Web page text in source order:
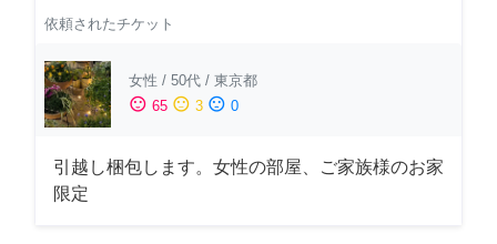
依頼されたチケット
女性 / 50代 / 東京都
sentiment_satisfied 65 sentiment_neutral 3 sentiment_dissatisfied 0
引越し梱包します。女性の部屋、ご家族様のお家
限定